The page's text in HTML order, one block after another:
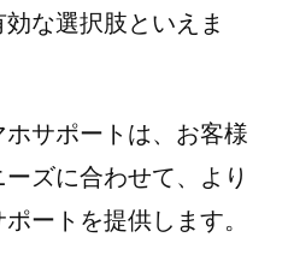
な選択肢といえま
サポートは、お客様
ズに合わせて、より
ートを提供します。